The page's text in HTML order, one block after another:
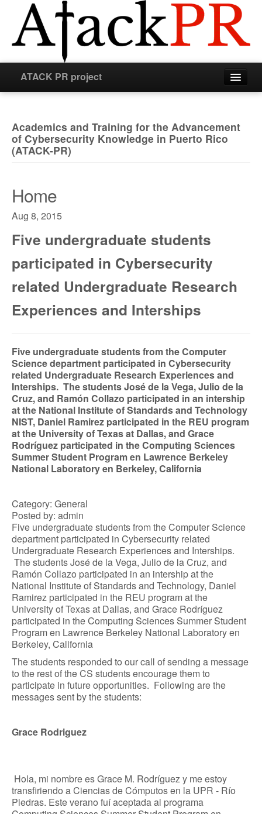
ATACK PR project
Resources
Staff
Summer Camp
School Visits
Workshops
Academics and Training for the Advancement
of Cybersecurity Knowledge in Puerto Rico
(ATACK-PR)
Home
Aug 8, 2015
Five undergraduate students
participated in Cybersecurity
related Undergraduate Research
Experiences and Interships
Five undergraduate students from the Computer
Science department participated in Cybersecurity
related Undergraduate Research Experiences and
Interships. The students José de la Vega, Julio de la
Cruz, and Ramón Collazo participated in an intership
at the National Institute of Standards and Technology
NIST, Daniel Ramirez participated in the REU program
at the University of Texas at Dallas, and Grace
Rodríguez participated in the Computing Sciences
Summer Student Program en Lawrence Berkeley
National Laboratory en Berkeley, California
Category: General
Posted by: admin
Five undergraduate students from the Computer Science
department participated in Cybersecurity related
Undergraduate Research Experiences and Interships.
The students José de la Vega, Julio de la Cruz, and
Ramón Collazo participated in an intership at the
National Institute of Standards and Technology, Daniel
Ramirez participated in the REU program at the
University of Texas at Dallas, and Grace Rodríguez
participated in the Computing Sciences Summer Student
Program en Lawrence Berkeley National Laboratory en
Berkeley, California
The students responded to our call of sending a message
to the rest of the CS students encourage them to
participate in future opportunities. Following are the
messages sent by the students:
Grace Rodriguez
Hola, mi nombre es Grace M. Rodríguez y me estoy
transfiriendo a Ciencias de Cómputos en la UPR - Río
Piedras. Este verano fuí aceptada al programa